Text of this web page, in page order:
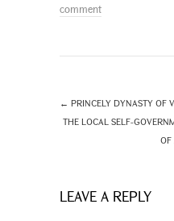
comment
← PRINCELY DYNASTY OF
THE LOCAL SELF-
OF
LEAVE A REPLY